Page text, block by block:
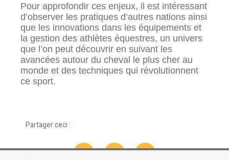
Pour approfondir ces enjeux, il est intéressant
d’observer les pratiques d’autres nations ainsi
que les innovations dans les équipements et
la gestion des athlètes équestres, un univers
que l’on peut découvrir en suivant les
avancées autour du cheval le plus cher au
monde et des techniques qui révolutionnent
ce sport.
Partager ceci :